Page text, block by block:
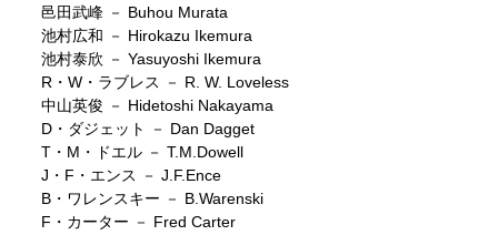
邑田武峰 － Buhou Murata
池村広和 － Hirokazu Ikemura
池村泰欣 － Yasuyoshi Ikemura
R・W・ラブレス － R. W. Loveless
中山英俊 － Hidetoshi Nakayama
D・ダジェット － Dan Dagget
T・M・ドエル － T.M.Dowell
J・F・エンス － J.F.Ence
B・ワレンスキー － B.Warenski
F・カーター － Fred Carter